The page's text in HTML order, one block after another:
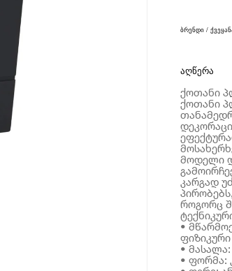
ბრენდი /
აღწერა
ქოთანი
ქოთანი
მოდელი
კარგად
როგორც
•
•
• ფორმა: